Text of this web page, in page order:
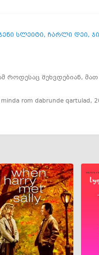
სლეიტი, ჩარლი დეი,
შეხვდებიან,
minda rom dabrunde qartulad,